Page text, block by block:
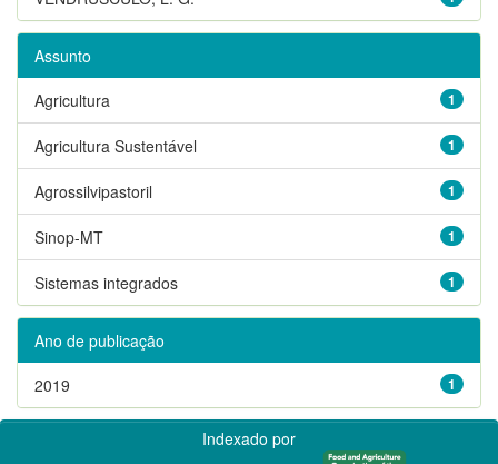
Assunto
1
Agricultura
1
Agricultura Sustentável
1
Agrossilvipastoril
1
Sinop-MT
1
Sistemas integrados
Ano de publicação
1
2019
Indexado por